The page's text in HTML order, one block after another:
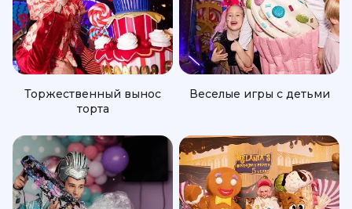
Торжественный вынос
торта
Веселые игры с детьми